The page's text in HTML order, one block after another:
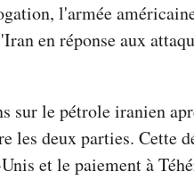
l'armée
en réponse aux
sur le pétrole iranien
les deux parties. Cette
et le paiement à